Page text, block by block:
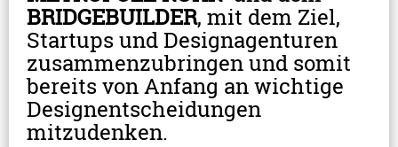
BRIDGEBUILDER, mit dem Ziel,
Startups und Designagenturen
zusammenzubringen und somit
bereits von Anfang an wichtige
Designentscheidungen
mitzudenken.